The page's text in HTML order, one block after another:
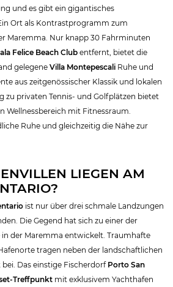
und es gibt ein gigantisches
Ort als Kontrastprogramm zum
Maremma. Nur knapp 30 Fahrminuten
Felice Beach Club entfernt, bietet die
gelegene Villa Montepescali Ruhe und
aus zeitgenössischer Klassik und lokalen
zu privaten Tennis- und Golfplätzen bietet
Wellnessbereich mit Fitnessraum.
Ruhe und gleichzeitig die Nähe zur
LIEGEN AM
ist nur über drei schmale Landzungen
Die Gegend hat sich zu einer der
in der Maremma entwickelt. Traumhafte
tragen neben der landschaftlichen
Das einstige Fischerdorf Porto San
Treffpunkt mit exklusivem Yachthafen